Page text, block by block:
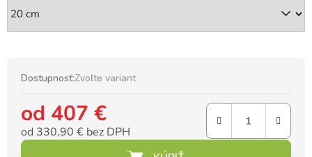
Dostupnosť:Zvoľte variant
od 407 €
od 330,90 € bez DPH
Jednotková cena: